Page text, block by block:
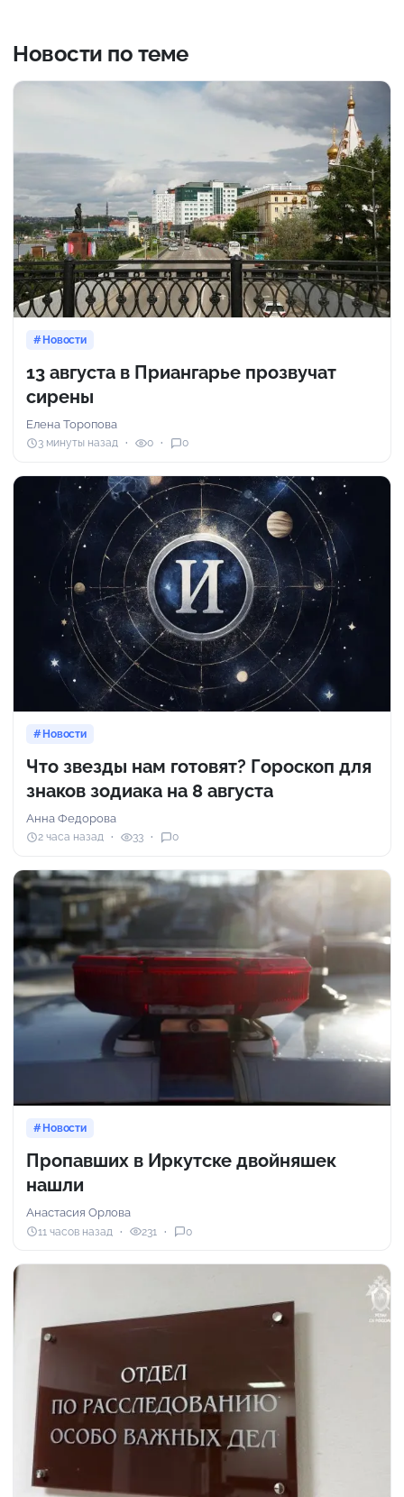
Новости по теме
Новости
13 августа в Приангарье прозвучат
сирены
Елена Торопова
3 минуты назад 0 0
Новости
Что звезды нам готовят? Гороскоп для
знаков зодиака на 8 августа
Анна Федорова
2 часа назад 33 0
Новости
Пропавших в Иркутске двойняшек
нашли
Анастасия Орлова
11 часов назад 231 0